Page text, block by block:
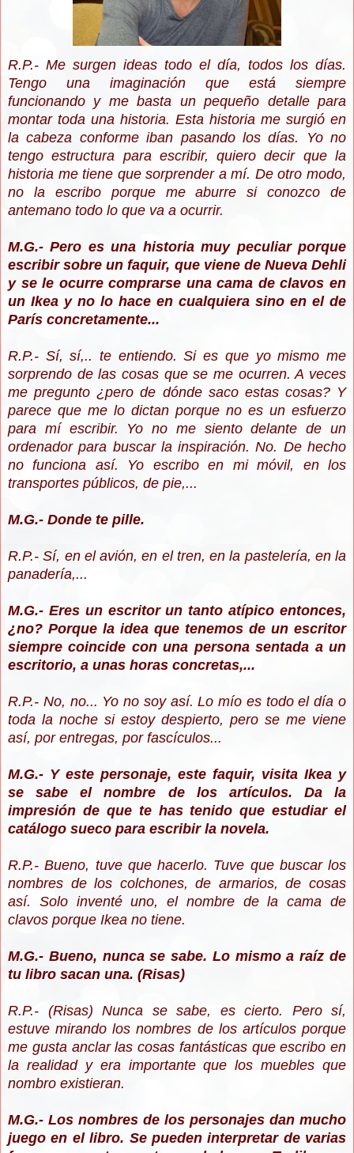
R.P.- Me surgen ideas todo el día, todos los días.
Tengo una imaginación que está siempre
funcionando y me basta un pequeño detalle para
montar toda una historia. Esta historia me surgió en
la cabeza conforme iban pasando los días. Yo no
tengo estructura para escribir, quiero decir que la
historia me tiene que sorprender a mí. De otro modo,
no la escribo porque me aburre si conozco de
antemano todo lo que va a ocurrir.
M.G.- Pero es una historia muy peculiar porque
escribir sobre un faquir, que viene de Nueva Dehli
y se le ocurre comprarse una cama de clavos en
un Ikea y no lo hace en cualquiera sino en el de
París concretamente...
R.P.- Sí, sí,.. te entiendo. Si es que yo mismo me
sorprendo de las cosas que se me ocurren. A veces
me pregunto ¿pero de dónde saco estas cosas? Y
parece que me lo dictan porque no es un esfuerzo
para mí escribir. Yo no me siento delante de un
ordenador para buscar la inspiración. No. De hecho
no funciona así. Yo escribo en mi móvil, en los
transportes públicos, de pie,...
M.G.- Donde te pille.
R.P.- Sí, en el avión, en el tren, en la pastelería, en la
panadería,...
M.G.- Eres un escritor un tanto atípico entonces,
¿no? Porque la idea que tenemos de un escritor
siempre coincide con una persona sentada a un
escritorio, a unas horas concretas,...
R.P.- No, no... Yo no soy así. Lo mío es todo el día o
toda la noche si estoy despierto, pero se me viene
así, por entregas, por fascículos...
M.G.- Y este personaje, este faquir, visita Ikea y
se sabe el nombre de los artículos. Da la
impresión de que te has tenido que estudiar el
catálogo sueco para escribir la novela.
R.P.- Bueno, tuve que hacerlo. Tuve que buscar los
nombres de los colchones, de armarios, de cosas
así. Solo inventé uno, el nombre de la cama de
clavos porque Ikea no tiene.
M.G.- Bueno, nunca se sabe. Lo mismo a raíz de
tu libro sacan una. (Risas)
R.P.- (Risas) Nunca se sabe, es cierto. Pero sí,
estuve mirando los nombres de los artículos porque
me gusta anclar las cosas fantásticas que escribo en
la realidad y era importante que los muebles que
nombro existieran.
M.G.- Los nombres de los personajes dan mucho
juego en el libro. Se pueden interpretar de varias